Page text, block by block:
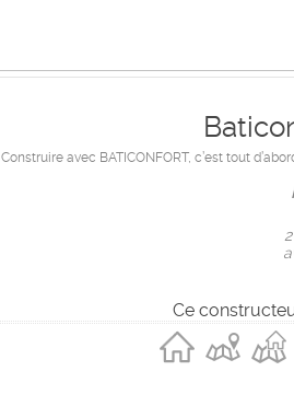
Construire avec BATICONFORT, c’est tout
Ce